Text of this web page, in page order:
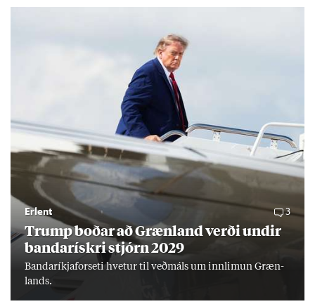
Erlent 3
Trump boð­ar að Græn­land verði und­ir
banda­rískri stjórn 2029
Banda­ríkja­for­seti hvet­ur til veð­máls um inn­limun Græn­
lands.